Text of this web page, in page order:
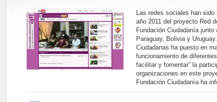
Las redes sociales han
año 2011 del proyecto Red
Fundación Ciudadanía
Paraguay, Bolivia y
Ciudadanas ha puesto en
funcionamiento de
facilitar y fomentar” la
organizaciones en este
Fundación Ciudadanía ha